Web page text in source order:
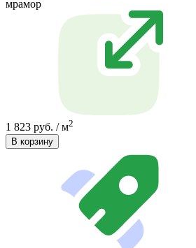
мрамор
1 823 руб. / м2
В корзину